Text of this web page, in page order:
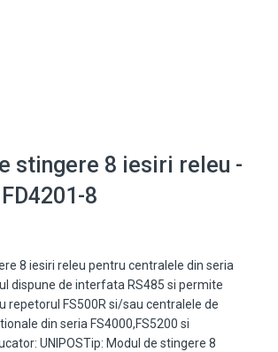
stingere 8 iesiri releu -
8
8 iesiri releu pentru centralele din seria
dispune de interfata RS485 si permite
repetorul FS500R si/sau centralele de
din seria FS4000,FS5200 si
UNIPOSTip: Modul de stingere 8